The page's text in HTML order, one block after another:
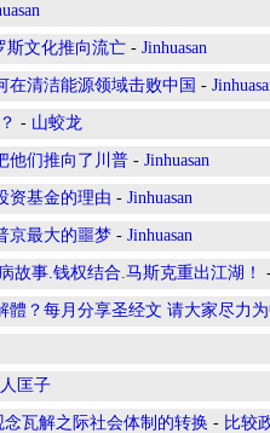
斯文化推向流亡 - Jinhuasan
在清洁能源领域击败中国 -
- 山蛟龙
们推向了川普 - Jinhuasan
资基金的理由 - Jinhuasan
京最大的噩梦 - Jinhuasan
故事.钱权结合.马斯克重出江湖！
體？每月分享圣经文 请大家尽力
匡子
瓦解之际社会体制的转换 - 比较